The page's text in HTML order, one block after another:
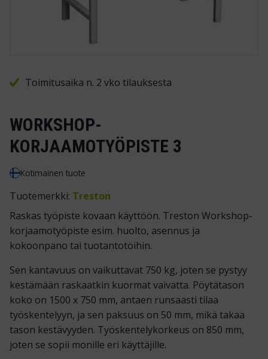
Toimitusaika n. 2 vko tilauksesta
WORKSHOP-
KORJAAMOTYÖPISTE 3
Kotimainen tuote
Tuotemerkki: Treston
Raskas työpiste kovaan käyttöön. Treston Workshop-
korjaamotyöpiste esim. huolto, asennus ja
kokoonpano tai tuotantotöihin.
Sen kantavuus on vaikuttavat 750 kg, joten se pystyy
kestämään raskaatkin kuormat vaivatta. Pöytätason
koko on 1500 x 750 mm, antaen runsaasti tilaa
työskentelyyn, ja sen paksuus on 50 mm, mikä takaa
tason kestävyyden. Työskentelykorkeus on 850 mm,
joten se sopii monille eri käyttäjille.